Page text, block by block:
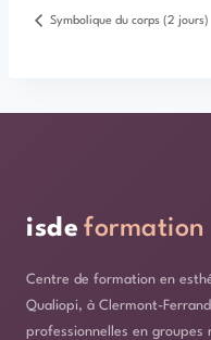
Symbolique du corps (2 jours)
isde formation
Centre de formation en
Qualiopi, à Clermont-
professionnelles en groupes